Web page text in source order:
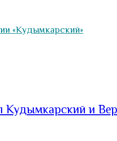
«Кудымкарский»
Кудымкарский и